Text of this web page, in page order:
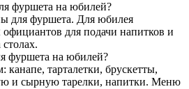
фуршета на юбилей?
для фуршета. Для юбилея
для подачи напитков и
фуршета на юбилей?
тарталетки, брускетты,
и сырную тарелки, напитки. Меню